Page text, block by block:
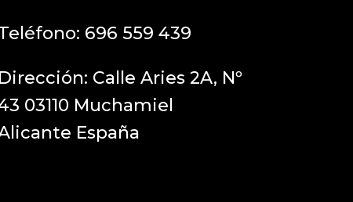
696 559 439
Dirección: Calle Aries 2A, Nº
03110 Muchamiel
España